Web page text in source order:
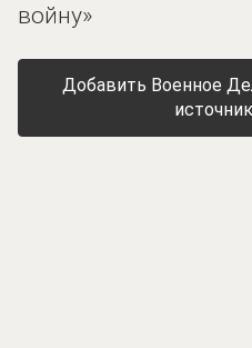
войну»
Добавить Военное